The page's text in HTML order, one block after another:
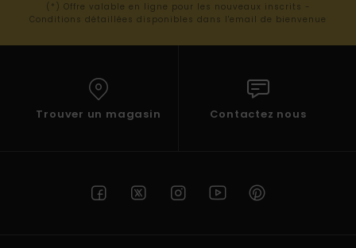
(*) Offre valable en ligne pour les nouveaux inscrits -
Conditions détaillées disponibles dans l'email de bienvenue
Trouver un magasin Contactez nous